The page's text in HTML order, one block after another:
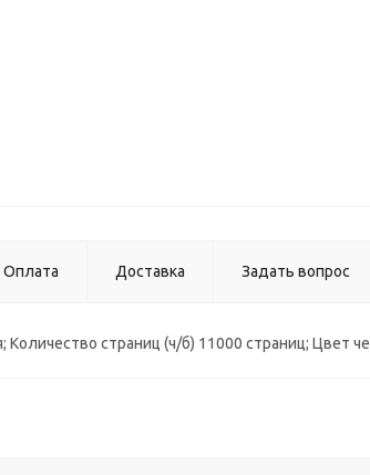
Оплата Доставка Задать вопрос
Количество страниц (ч/б) 11000 страниц; Цвет